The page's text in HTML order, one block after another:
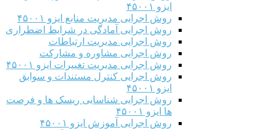
ایزو ۴۵۰۰۱
روش اجرایی مدیریت منابع ایزو ۴۵۰۰۱
روش اجرایی آمادگی در شرایط اضطراری
روش اجرایی مدیریت ارتباطات
روش اجرایی مشاوره و مشارکت
روش اجرایی مدیریت تغییرات ایزو ۴۵۰۰۱
روش اجرایی کنترل مستندات و سوابق
ایزو ۴۵۰۰۱
روش اجرایی شناسایی ریسک ها و فرصت
ها ایزو ۴۵۰۰۱
روش اجرایی آموزش ایزو ۴۵۰۰۱